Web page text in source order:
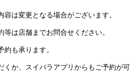
は変更となる場合がございます。
は店舗までお問合せください。
も承ります。
くか、スイパラアプリからもご予約が可